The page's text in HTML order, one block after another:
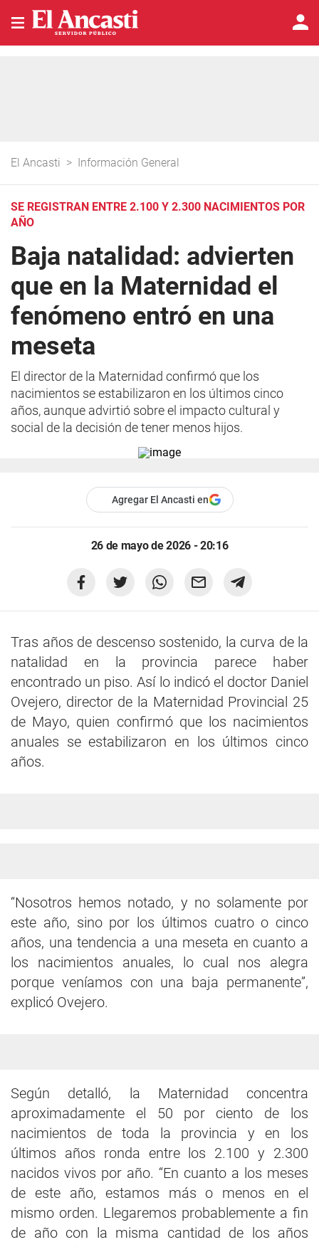
El Ancasti > Información General
SE REGISTRAN ENTRE 2.100 Y 2.300 NACIMIENTOS POR
AÑO
Baja natalidad: advierten
que en la Maternidad el
fenómeno entró en una
meseta
El director de la Maternidad confirmó que los
nacimientos se estabilizaron en los últimos cinco
años, aunque advirtió sobre el impacto cultural y
social de la decisión de tener menos hijos.
Agregar El Ancasti en
26 de mayo de 2026 - 20:16
Tras años de descenso sostenido, la curva de la
natalidad en la provincia parece haber
encontrado un piso. Así lo indicó el doctor Daniel
Ovejero, director de la Maternidad Provincial 25
de Mayo, quien confirmó que los nacimientos
anuales se estabilizaron en los últimos cinco
años.
“Nosotros hemos notado, y no solamente por
este año, sino por los últimos cuatro o cinco
años, una tendencia a una meseta en cuanto a
los nacimientos anuales, lo cual nos alegra
porque veníamos con una baja permanente”,
explicó Ovejero.
Según detalló, la Maternidad concentra
aproximadamente el 50 por ciento de los
nacimientos de toda la provincia y en los
últimos años ronda entre los 2.100 y 2.300
nacidos vivos por año. “En cuanto a los meses
de este año, estamos más o menos en el
mismo orden. Llegaremos probablemente a fin
de año con la misma cantidad de los años